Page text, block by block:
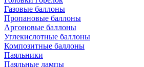
Газовые баллоны
Пропановые баллоны
Аргоновые баллоны
Углекислотные баллоны
Композитные баллоны
Паяльники
Паяльные лампы